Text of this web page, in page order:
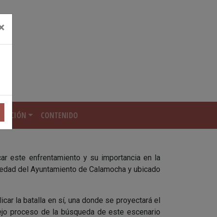
CONTENIDO
este enfrentamiento y su importancia en la
del Ayuntamiento de Calamocha y ubicado
la batalla en sí, una donde se proyectará el
proceso de la búsqueda de este escenario